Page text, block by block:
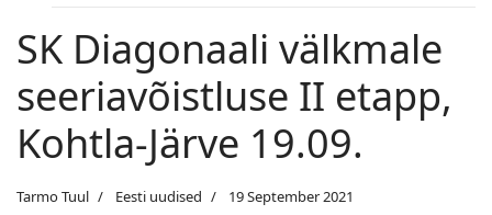
SK Diagonaali välkmale
seeriavõistluse II etapp,
Kohtla-Järve 19.09.
Tarmo Tuul Eesti uudised 19 September 2021